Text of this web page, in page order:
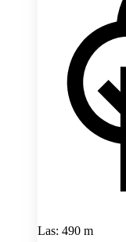
Las: 490 m